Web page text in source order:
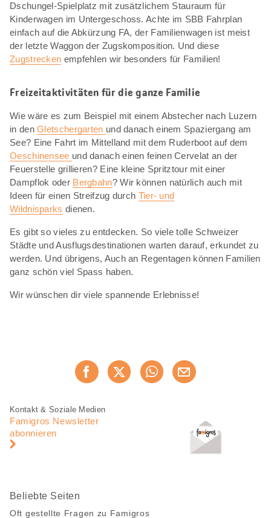
Dschungel-Spielplatz mit zusätzlichem Stauraum für
Kinderwagen im Untergeschoss. Achte im SBB Fahrplan
einfach auf die Abkürzung FA, der Familienwagen ist meist
der letzte Waggon der Zugskomposition. Und diese
Zugstrecken empfehlen wir besonders für Familien!
Freizeitaktivitäten für die ganze Familie
Wie wäre es zum Beispiel mit einem Abstecher nach Luzern
in denGletschergarten und danach einem Spaziergang am
See? Eine Fahrt im Mittelland mit dem Ruderboot auf dem
Oeschinensee und danach einen feinen Cervelat an der
Feuerstelle grillieren? Eine kleine Spritztour mit einer
Dampflok oder Bergbahn? Wir können natürlich auch mit
Ideen für einen Streifzug durch Tier- und
Wildnisparks dienen.
Es gibt so vieles zu entdecken. So viele tolle Schweizer
Städte und Ausflugsdestinationen warten darauf, erkundet zu
werden. Und übrigens, Auch an Regentagen können Familien
ganz schön viel Spass haben.
Wir wünschen dir viele spannende Erlebnisse!
Jetzt weiterempfehlen
Fusszeile
Fusszeile
Navigation
Kontakt & Soziale Medien
Famigros Newsletter
abonnieren
Beliebte Seiten
Oft gestellte Fragen zu Famigros